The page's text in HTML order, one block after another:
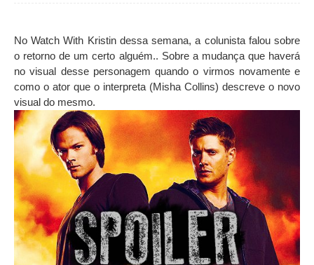
No Watch With Kristin dessa semana, a colunista falou sobre
o retorno de um certo alguém.. Sobre a mudança que haverá
no visual desse personagem quando o virmos novamente e
como o ator que o interpreta (Misha Collins) descreve o novo
visual do mesmo.